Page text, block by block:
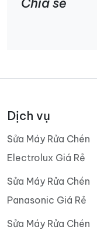
Dịch vụ
Sửa Máy Rửa Chén
Electrolux Giá Rẻ
Sửa Máy Rửa Chén
Panasonic Giá Rẻ
Sửa Máy Rửa Chén